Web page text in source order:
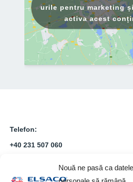
Nouă ne pasă ca
urile pentru marketing
activa acest
Telefon:
+40 231 507 060
sales@elsaco.com